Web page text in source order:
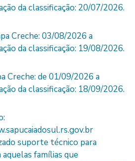
da classificação: 20/07/2026.
Creche: 03/08/2026 a
da classificação: 19/08/2026.
Creche: de 01/09/2026 a
da classificação: 18/09/2026.
suporte técnico para
famílias que